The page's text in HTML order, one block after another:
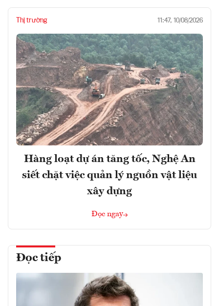
Thị trường 11:47, 10/08/2026
Hàng loạt dự án tăng tốc, Nghệ An
siết chặt việc quản lý nguồn vật liệu
xây dựng
Đọc ngay
Đọc tiếp